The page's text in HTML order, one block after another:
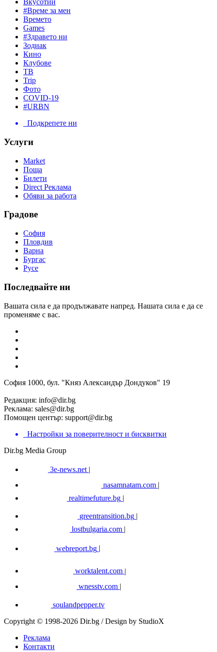
Вкусотии
#Време за мен
Времето
Games
#Здравето ни
Зодиак
Кино
Клубове
ТВ
Trip
Фото
COVID-19
#URBN
Подкрепете ни
Услуги
Market
Поща
Билети
Direct Реклама
Обяви за работа
Градове
София
Пловдив
Варна
Бургас
Русе
Последвайте ни
Вашата сила е да продължавате напред. Нашата сила е да се
променяме с вас.
София 1000, бул. "Княз Александър Дондуков" 19
Редакция: info@dir.bg
Реклама: sales@dir.bg
Помощен център: support@dir.bg
Настройки за поверителност и бисквитки
Dir.bg Media Group
3e-news.net |
nasamnatam.com |
realtimefuture.bg |
greentransition.bg |
lostbulgaria.com |
webreport.bg
worktalent.com |
wnesstv.com |
soulandpepper.tv
Copyright © 1998-2026 Dir.bg / Design by StudioX
Реклама
Контакти